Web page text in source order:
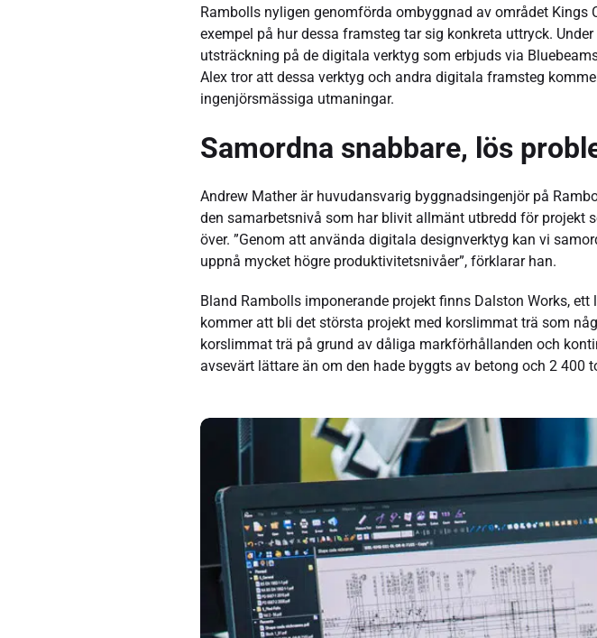
Rambolls nyligen genomförda ombyggnad av området
exempel på hur dessa framsteg tar sig konkreta uttryck.
utsträckning på de digitala verktyg som erbjuds via
Alex tror att dessa verktyg och andra digitala framsteg
ingenjörsmässiga utmaningar.
Samordna snabbare, lös
Andrew Mather är huvudansvarig byggnadsingenjör på
den samarbetsnivå som har blivit allmänt utbredd för projekt
över. ”Genom att använda digitala designverktyg kan vi
uppnå mycket högre produktivitetsnivåer”, förklarar han.
Bland Rambolls imponerande projekt finns Dalston Works,
kommer att bli det största projekt med korslimmat trä som
korslimmat trä på grund av dåliga markförhållanden och
avsevärt lättare än om den hade byggts av betong och 2